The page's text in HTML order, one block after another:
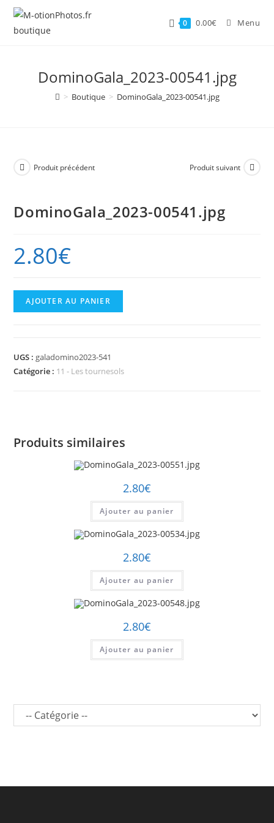
Skip
content
0 0.00€ Menu
DominoGala_2023-00541.jpg
> Boutique > DominoGala_2023-00541.jpg
Produit précédent Produit suivant
DominoGala_2023-00541.jpg
2.80€
quantité
de
AJOUTER AU PANIER
UGS : galadomino2023-541
Catégorie : 11 - Les tournesols
Produits similaires
2.80€
Ajouter au panier
2.80€
Ajouter au panier
2.80€
Ajouter au panier